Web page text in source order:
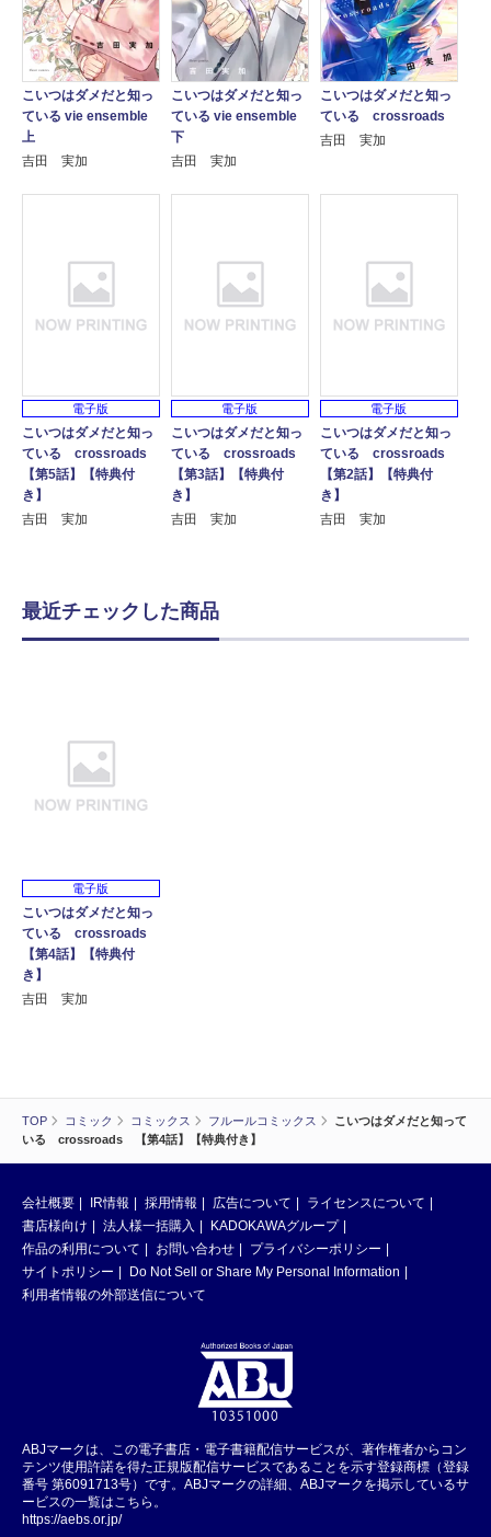
TOP コミック コミックス フルールコミックス
こいつはダメだと知って
いる crossroads 【第4話】【特典付き】
こいつはダメだと知っ
ている vie ensemble
上
吉田 実加
こいつはダメだと知っ
ている vie ensemble
下
吉田 実加
こいつはダメだと知っ
ている crossroads
吉田 実加
電子版
こいつはダメだと知っ
ている crossroads
【第5話】【特典付
き】
吉田 実加
電子版
こいつはダメだと知っ
ている crossroads
【第3話】【特典付
き】
吉田 実加
電子版
こいつはダメだと知っ
ている crossroads
【第2話】【特典付
き】
吉田 実加
最近チェックした商品
電子版
こいつはダメだと知っ
ている crossroads
【第4話】【特典付
き】
吉田 実加
会社概要 IR情報 採用情報 広告について
ライセンスについて
書店様向け
法人様一括購入
KADOKAWAグループ
作品の利用について
お問い合わせ
プライバシーポリシー
サイトポリシー
Do Not Sell or Share My Personal Information
利用者情報の外部送信について
ABJマークは、この電子書店・電子書籍配信サービスが、著作権者からコン
テンツ使用許諾を得た正規版配信サービスであることを示す登録商標（登録
番号 第6091713号）です。ABJマークの詳細、ABJマークを掲示しているサ
ービスの一覧はこちら。
https://aebs.or.jp/